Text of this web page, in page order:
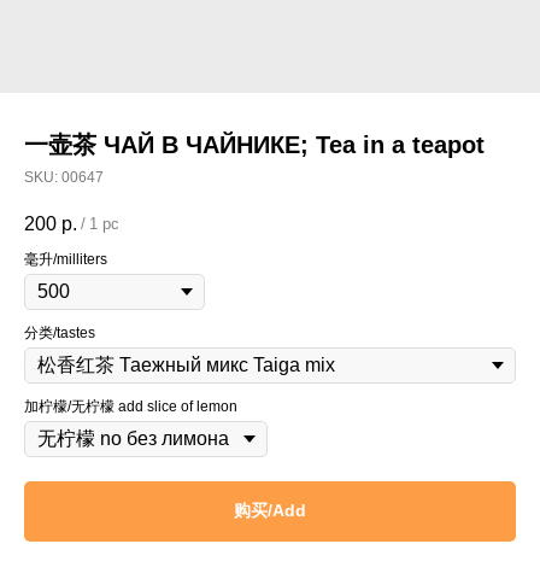
一壶茶 ЧАЙ В ЧАЙНИКЕ; Tea in a teapot
SKU: 00647
200 р. / 1 pc
毫升/milliters
分类/tastes
加柠檬/无柠檬 add slice of lemon
购买/Add